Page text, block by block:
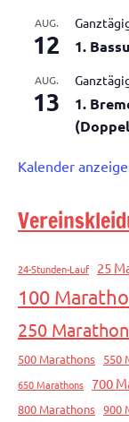
AUG.
12 1.
AUG.
13
1.
Kalender
24-Stunden-Lauf 25
100
250
500 Marathons 550
650 Marathons 700
800 Marathons 900